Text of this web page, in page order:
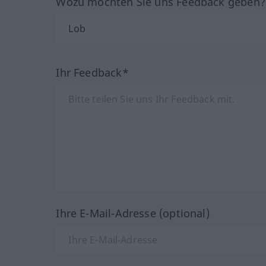
Ihr Feedback*
Ihre E-Mail-Adresse (optional)